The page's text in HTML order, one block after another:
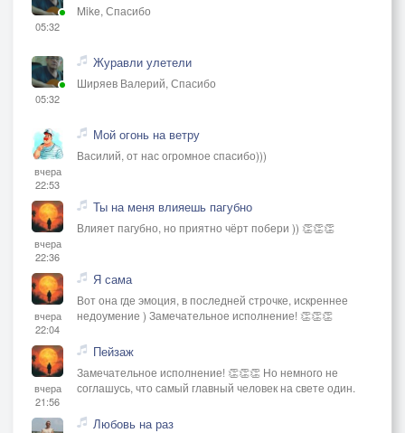
05:32
Mike, Спасибо
05:32
Журавли улетели
Ширяев Валерий, Спасибо
вчера
22:53
Мой огонь на ветру
Василий, от нас огромное спасибо)))
вчера
22:36
Ты на меня влияешь пагубно
Влияет пагубно, но приятно чёрт побери )) 👏👏👏
вчера
22:04
Я сама
Вот она где эмоция, в последней строчке, искреннее
недоумение ) Замечательное исполнение! 👏👏👏
вчера
21:56
Пейзаж
Замечательное исполнение! 👏👏👏 Но немного не
соглашусь, что самый главный человек на свете один.
Любовь на раз